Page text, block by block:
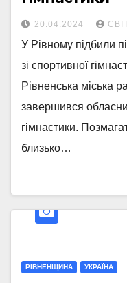
20.04.2024
У Рівному підбили
зі спортивної
Рівненська міська
завершився
гімнастики.
близько…
РІВНЕНЩИНА УКРАЇНА